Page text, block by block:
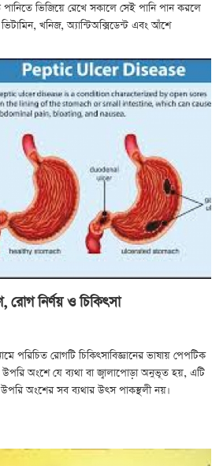
ভিজিয়ে রেখে সকালে সেই পানি পান করলে
খনিজ, অ্যান্টিঅক্সিডেন্ট এবং আঁশে
নির্ণয় ও চিকিৎসা
পরিচিত রোগটি চিকিৎসাবিজ্ঞানের ভাষায় পেপটিক
অংশে যে ব্যথা বা জ্বালাপোড়া অনুভূত হয়, এটি
অংশের সব ব্যথার উৎস পাকস্থলী নয়।